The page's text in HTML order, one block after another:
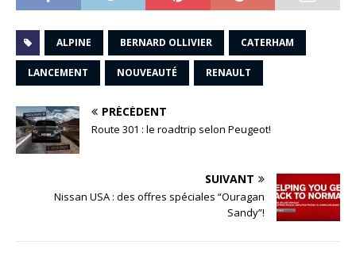
ALPINE BERNARD OLLIVIER CATERHAM
LANCEMENT NOUVEAUTÉ RENAULT
PRÉCÉDENT
Route 301 : le roadtrip selon Peugeot!
SUIVANT
Nissan USA : des offres spéciales “Ouragan
Sandy”!